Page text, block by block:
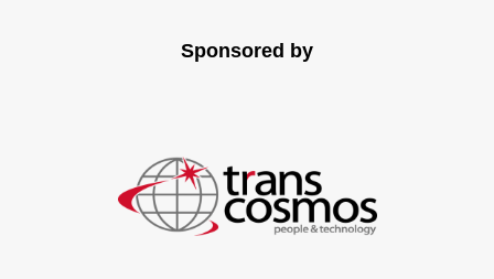
Sponsored by